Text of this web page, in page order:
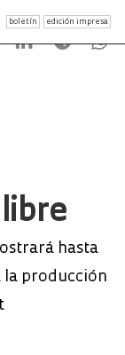
boletín edición impresa
hasta
la producción